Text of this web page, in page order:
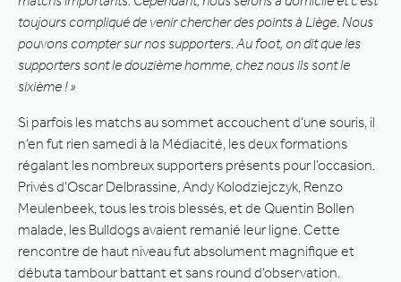
toujours compliqué de venir chercher des points à Liège. Nous
pouvons compter sur nos supporters. Au foot, on dit que les
supporters sont le douzième homme, chez nous ils sont le
sixième ! »
Si parfois les matchs au sommet accouchent d’une souris, il
n’en fut rien samedi à la Médiacité, les deux formations
régalant les nombreux supporters présents pour l’occasion.
Privés d’Oscar Delbrassine, Andy Kolodziejczyk, Renzo
Meulenbeek, tous les trois blessés, et de Quentin Bollen
malade, les Bulldogs avaient remanié leur ligne. Cette
rencontre de haut niveau fut absolument magnifique et
débuta tambour battant et sans round d’observation.